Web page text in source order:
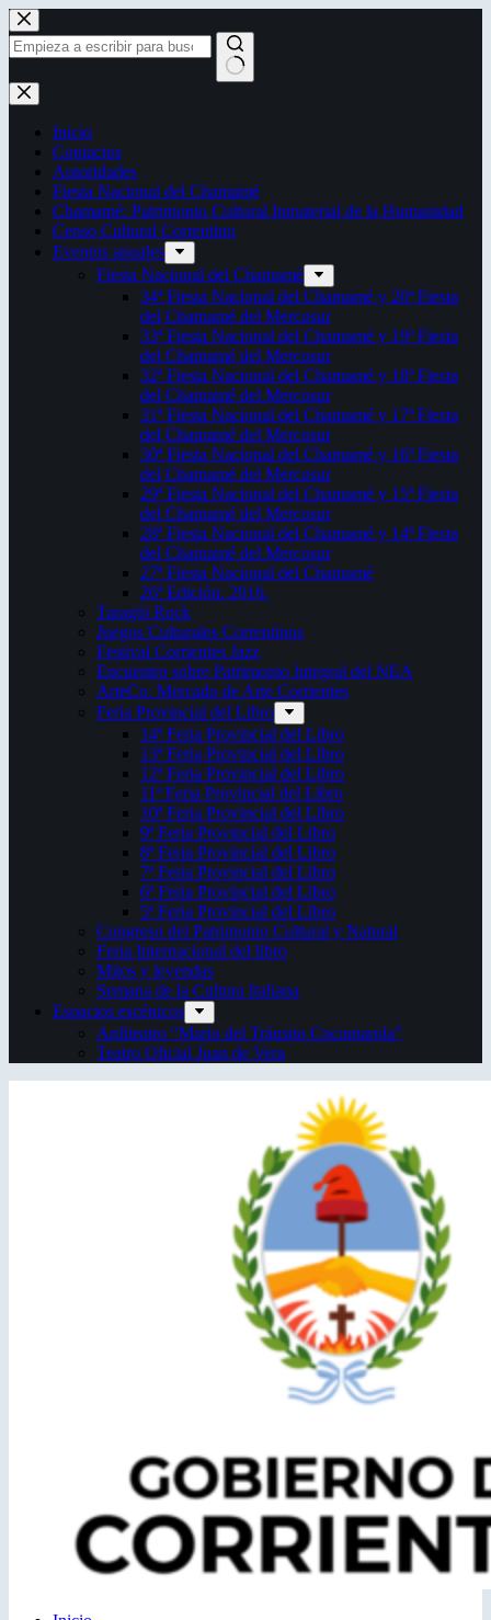
Saltar
al
contenido
Sin
resultados
Inicio
Contactos
Autoridades
Fiesta Nacional del Chamamé
Chamamé: Patrimonio Cultural Inmaterial de la Humanidad
Censo Cultural Correntino
Eventos anuales
Fiesta Nacional del Chamamé
34ª Fiesta Nacional del Chamamé y 20ª Fiesta
del Chamamé del Mercosur
33ª Fiesta Nacional del Chamamé y 19ª Fiesta
del Chamamé del Mercosur
32ª Fiesta Nacional del Chamamé y 18ª Fiesta
del Chamamé del Mercosur
31ª Fiesta Nacional del Chamamé y 17ª Fiesta
del Chamamé del Mercosur
30ª Fiesta Nacional del Chamamé y 16ª Fiesta
del Chamamé del Mercosur
29ª Fiesta Nacional del Chamamé y 15ª Fiesta
del Chamamé del Mercosur
28ª Fiesta Nacional del Chamamé y 14ª Fiesta
del Chamamé del Mercosur
27ª Fiesta Nacional del Chamamé
26ª Edición. 2016.
Taragüi Rock
Juegos Culturales Correntinos
Festival Corrientes Jazz
Encuentro sobre Patrimonio Integral del NEA
ArteCo. Mercado de Arte Corrientes
Feria Provincial del Libro
14ª Feria Provincial del Libro
13ª Feria Provincial del Libro
12ª Feria Provincial del Libro
11ª Feria Provincial del Libro
10ª Feria Provincial del Libro
9ª Feria Provincial del Libro
8ª Feria Provincial del Libro
7ª Feria Provincial del Libro
6ª Feria Provincial del Libro
5ª Feria Provincial del Libro
Congreso del Patrimonio Cultural y Natural
Feria Internacional del libro
Mitos y leyendas
Semana de la Cultura Italiana
Espacios escénicos
Anfiteatro “Mario del Tránsito Cocomarola”
Teatro Oficial Juan de Vera